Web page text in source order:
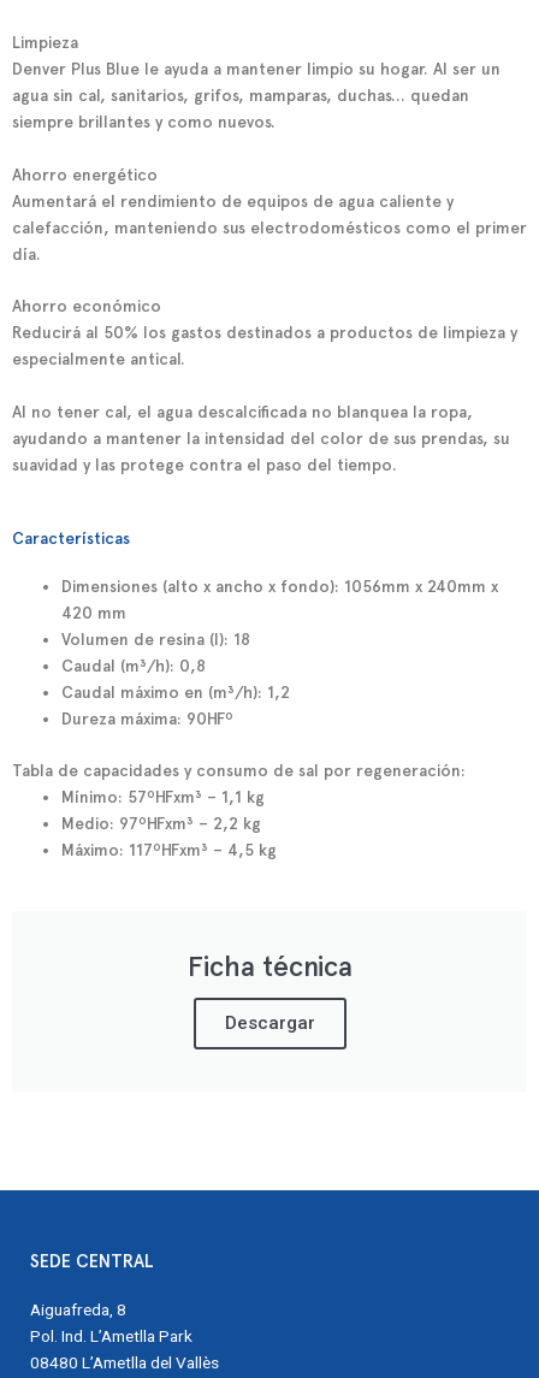
Limpieza
Denver Plus Blue le ayuda a mantener limpio su hogar. Al ser un
agua sin cal, sanitarios, grifos, mamparas, duchas… quedan
siempre brillantes y como nuevos.
Ahorro energético
Aumentará el rendimiento de equipos de agua caliente y
calefacción, manteniendo sus electrodomésticos como el primer
día.
Ahorro económico
Reducirá al 50% los gastos destinados a productos de limpieza y
especialmente antical.
Al no tener cal, el agua descalcificada no blanquea la ropa,
ayudando a mantener la intensidad del color de sus prendas, su
suavidad y las protege contra el paso del tiempo.
Características
Dimensiones (alto x ancho x fondo): 1056mm x 240mm x
420 mm
Volumen de resina (l): 18
Caudal (m³/h): 0,8
Caudal máximo en (m³/h): 1,2
Dureza máxima: 90HFº
Tabla de capacidades y consumo de sal por regeneración:
Mínimo: 57ºHFxm³ – 1,1 kg
Medio: 97ºHFxm³ – 2,2 kg
Máximo: 117ºHFxm³ – 4,5 kg
Ficha técnica
Descargar
SEDE CENTRAL
Aiguafreda, 8
Pol. Ind. L’Ametlla Park
08480 L’Ametlla del Vallès